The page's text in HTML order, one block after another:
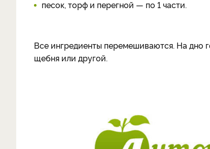
песок, торф и перегной — по 1 части.
Все ингредиенты перемешиваются. На дно
щебня или другой.